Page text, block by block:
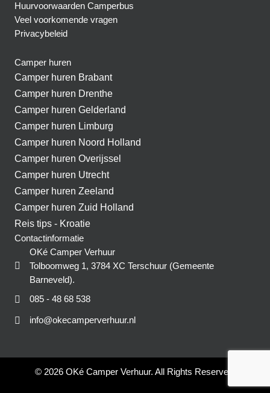
Huurvoorwaarden Camperbus
Veel voorkomende vragen
Privacybeleid
Camper huren
Camper huren Brabant
Camper huren Drenthe
Camper huren Gelderland
Camper huren Limburg
Camper huren Noord Holland
Camper huren Overijssel
Camper huren Utrecht
Camper huren Zeeland
Camper huren Zuid Holland
Reis tips - Kroatie
Contactinformatie
OKé Camper Verhuur
Tolboomweg 1, 3784 XC Terschuur (Gemeente
Barneveld).
085 - 48 68 538
info@okecamperverhuur.nl
© 2026 OKé Camper Verhuur. All Rights Reserved.